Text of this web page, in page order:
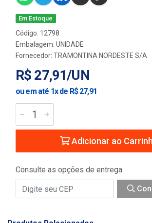
Em Estoque
Código: 12798
Embalagem: UNIDADE
Fornecedor: TRAMONTINA NORDESTE S/A
R$ 27,91/UN
ou em até 1x de R$ 27,91
Adicionar ao
Consulte as opções de entrega